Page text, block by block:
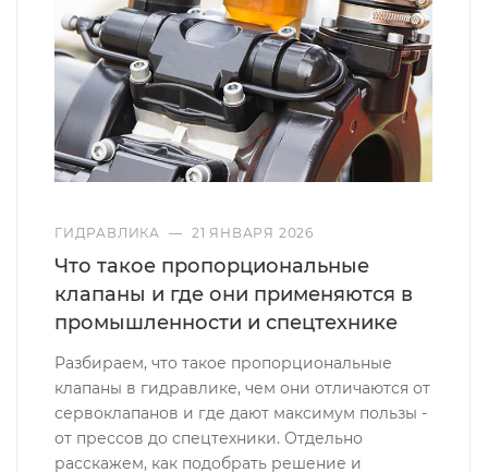
ГИДРАВЛИКА — 21 ЯНВАРЯ 2026
Что такое пропорциональные
клапаны и где они применяются в
промышленности и спецтехнике
Разбираем, что такое пропорциональные
клапаны в гидравлике, чем они отличаются от
сервоклапанов и где дают максимум пользы -
от прессов до спецтехники. Отдельно
расскажем, как подобрать решение и